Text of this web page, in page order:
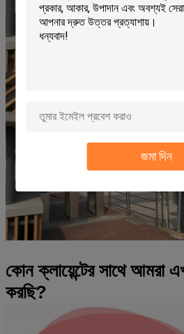
জমা দিন
কোন ক্লায়েন্টের সাথে আমরা
করছি?